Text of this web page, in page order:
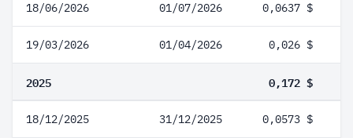
18/06/2026 01/07/2026 0,0637 $
19/03/2026 01/04/2026 0,026 $
2025 0,172 $
18/12/2025 31/12/2025 0,0573 $